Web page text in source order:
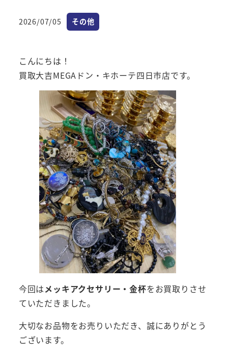
投稿日
2026/07/05 カテゴリー
その他
こんにちは！
買取大吉MEGAドン・キホーテ四日市店です。
今回はメッキアクセサリー・金杯をお買取りさせ
ていただきました。
大切なお品物をお売りいただき、誠にありがとう
ございます。